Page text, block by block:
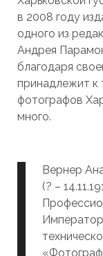
в 2008 году
одного из
Андрея
благодаря
принадлежит к
фотографов
много.
Вернер
(? –